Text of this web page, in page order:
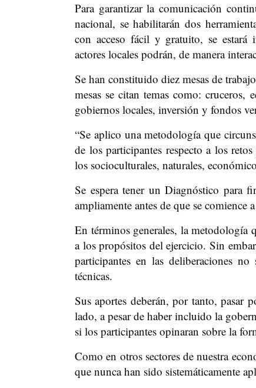
Para garantizar la comunicación
nacional, se habilitarán dos
con acceso fácil y gratuito, se
actores locales podrán, de manera
Se han constituido diez mesas de
mesas se citan temas como:
gobiernos locales, inversión y fondos
“Se aplico una metodología que
de los participantes respecto a los
los socioculturales, naturales,
Se espera tener un Diagnóstico para
ampliamente antes de que se comience
En términos generales, la metodología
a los propósitos del ejercicio. Sin
participantes en las deliberaciones
técnicas.
Sus aportes deberán, por tanto, pasar
lado, a pesar de haber incluido la
si los participantes opinaran sobre la
Como en otros sectores de nuestra
que nunca han sido sistemáticamente